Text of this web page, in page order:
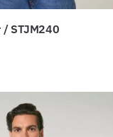
/ STJM240